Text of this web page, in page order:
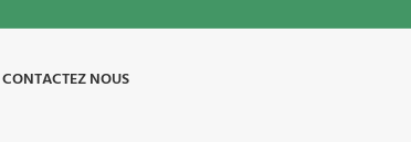
CONTACTEZ NOUS